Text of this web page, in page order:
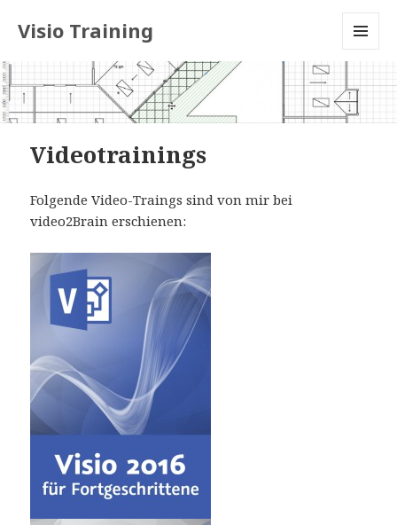
Visio Training
WIDGETS
Videotrainings
Folgende Video-Traings sind von mir bei
video2Brain erschienen: